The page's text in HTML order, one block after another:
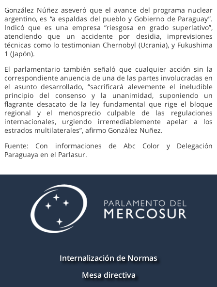
González Núñez aseveró que el avance del programa nuclear
argentino, es “a espaldas del pueblo y Gobierno de Paraguay”.
Indicó que es una empresa “riesgosa en grado superlativo”,
atendiendo que un accidente por desidia, imprevisiones
técnicas como lo testimonian Chernobyl (Ucrania), y Fukushima
1 (Japón).
El parlamentario también señaló que cualquier acción sin la
correspondiente anuencia de una de las partes involucradas en
el asunto desarrollado, “sacrificará alevemente el ineludible
principio del consenso y la unanimidad, suponiendo un
flagrante desacato de la ley fundamental que rige el bloque
regional y el menosprecio culpable de las regulaciones
internacionales, urgiendo irremediablemente apelar a los
estrados multilaterales”, afirmo González Nuñez.
Fuente: Con informaciones de Abc Color y Delegación
Paraguaya en el Parlasur.
Internalización de Normas
Mesa directiva